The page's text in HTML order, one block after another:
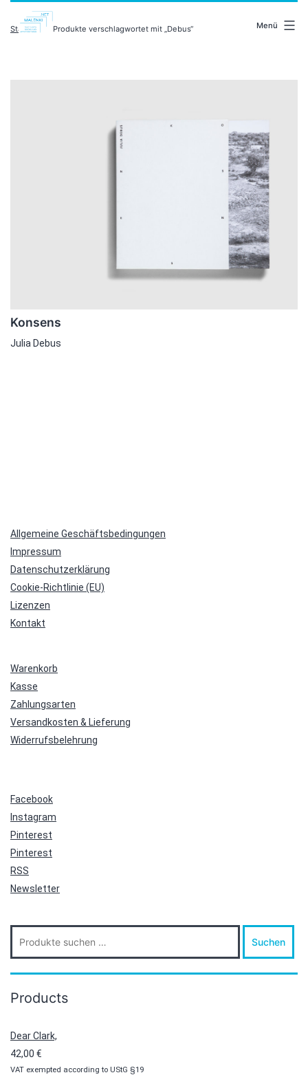
Inhalt
Menü
Startseite / Produkte verschlagwortet mit „Debus“
Konsens
Julia Debus
Allgemeine Geschäftsbedingungen
Impressum
Datenschutzerklärung
Cookie-Richtlinie (EU)
Lizenzen
Kontakt
Warenkorb
Kasse
Zahlungsarten
Versandkosten & Lieferung
Widerrufsbelehrung
Facebook
Instagram
Pinterest
Pinterest
RSS
Newsletter
Suche
nach:
Suchen
Products
Dear Clark,
42,00 €
VAT exempted according to UStG §19